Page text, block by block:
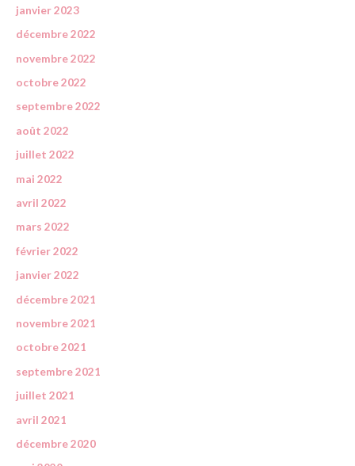
janvier 2023
décembre 2022
novembre 2022
octobre 2022
septembre 2022
août 2022
juillet 2022
mai 2022
avril 2022
mars 2022
février 2022
janvier 2022
décembre 2021
novembre 2021
octobre 2021
septembre 2021
juillet 2021
avril 2021
décembre 2020